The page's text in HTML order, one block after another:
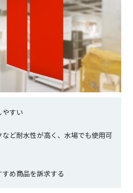
やすい
など耐水性が高く、水場でも使用可
め商品を訴求する